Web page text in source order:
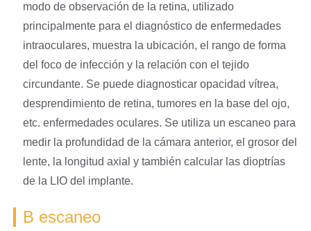
modo de observación de la retina, utilizado
principalmente para el diagnóstico de enfermedades
intraoculares, muestra la ubicación, el rango de forma
del foco de infección y la relación con el tejido
circundante. Se puede diagnosticar opacidad vítrea,
desprendimiento de retina, tumores en la base del ojo,
etc. enfermedades oculares. Se utiliza un escaneo para
medir la profundidad de la cámara anterior, el grosor del
lente, la longitud axial y también calcular las dioptrías
de la LIO del implante.
B escaneo